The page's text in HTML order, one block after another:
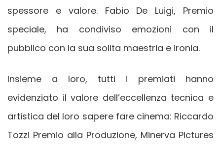
spessore e valore. Fabio De Luigi, Premio
speciale, ha condiviso emozioni con il
pubblico con la sua solita maestria e ironia.
Insieme a loro, tutti i premiati hanno
evidenziato il valore dell’eccellenza tecnica e
artistica del loro sapere fare cinema: Riccardo
Tozzi Premio alla Produzione, Minerva Pictures